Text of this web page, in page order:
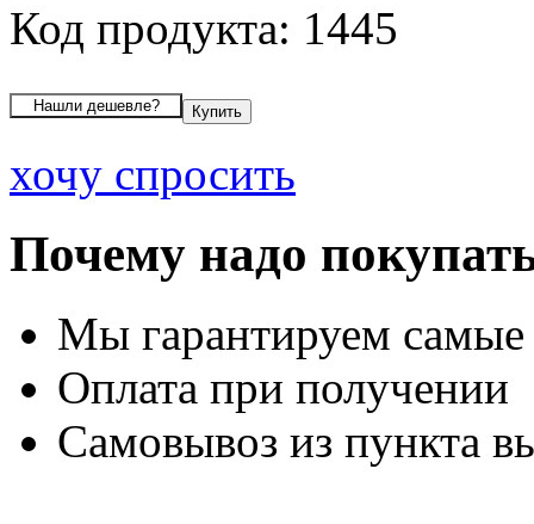
Код продукта: 1445
хочу спросить
Почему надо
Мы гарантируем
Оплата при получении
Самовывоз из пункта